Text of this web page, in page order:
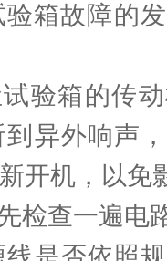
箱故障的
箱的传动
异外响声
开机，以免
查一遍电